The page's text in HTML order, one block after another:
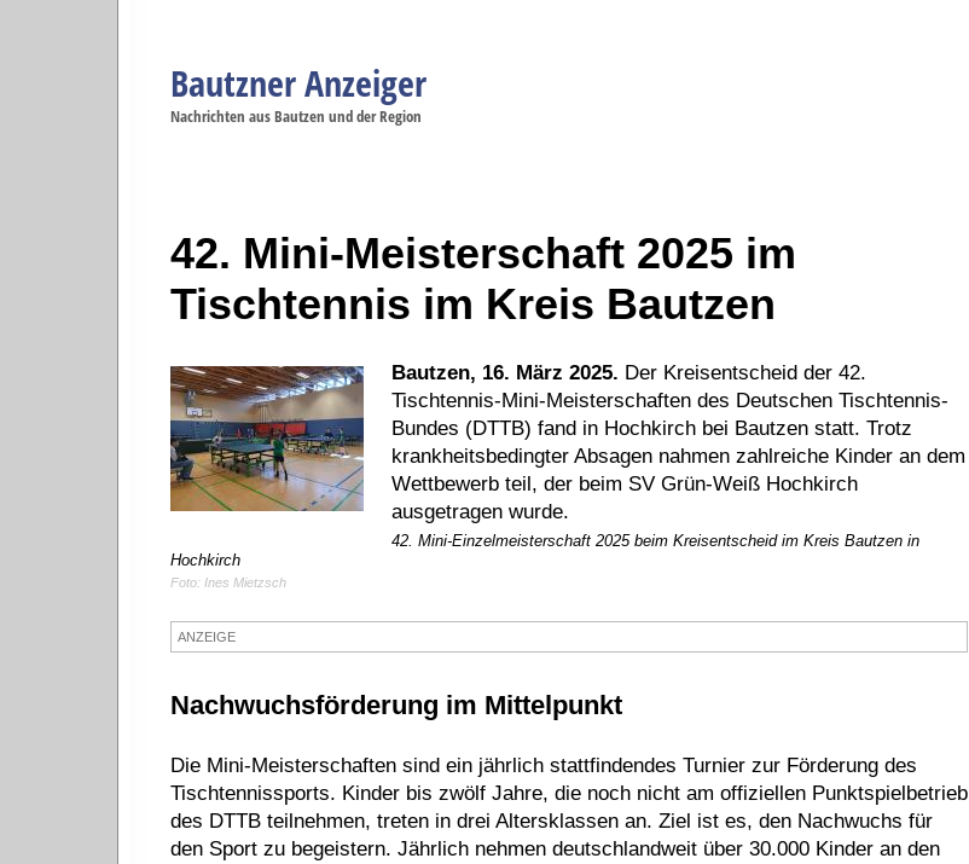
Bautzner Anzeiger
Nachrichten aus Bautzen und der Region
42. Mini-Meisterschaft 2025 im
Tischtennis im Kreis Bautzen
Bautzen, 16. März 2025. Der Kreisentscheid der 42.
Tischtennis-Mini-Meisterschaften des Deutschen Tischtennis-
Bundes (DTTB) fand in Hochkirch bei Bautzen statt. Trotz
krankheitsbedingter Absagen nahmen zahlreiche Kinder an dem
Wettbewerb teil, der beim SV Grün-Weiß Hochkirch
ausgetragen wurde.
42. Mini-Einzelmeisterschaft 2025 beim Kreisentscheid im Kreis Bautzen in
Hochkirch
Foto: Ines Mietzsch
ANZEIGE
Nachwuchsförderung im Mittelpunkt
Die Mini-Meisterschaften sind ein jährlich stattfindendes Turnier zur Förderung des
Tischtennissports. Kinder bis zwölf Jahre, die noch nicht am offiziellen Punktspielbetrieb
des DTTB teilnehmen, treten in drei Altersklassen an. Ziel ist es, den Nachwuchs für
den Sport zu begeistern. Jährlich nehmen deutschlandweit über 30.000 Kinder an den